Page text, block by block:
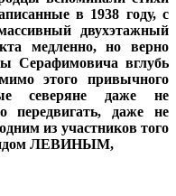
в 1938 году, с
двухэтажный
медленно, но верно
Серафимовича вглубь
этого привычного
северяне даже не
передвигать, даже не
из участников того
ЛЕВИНЫМ,